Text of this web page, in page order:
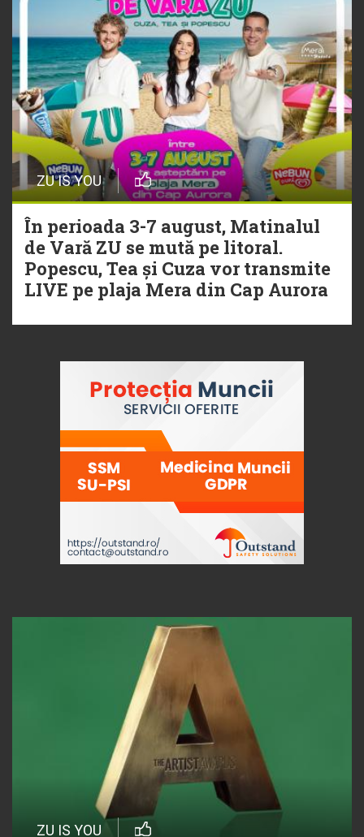
ZU IS YOU
În perioada 3-7 august, Matinalul
de Vară ZU se mută pe litoral.
Popescu, Tea și Cuza vor transmite
LIVE pe plaja Mera din Cap Aurora
ZU IS YOU